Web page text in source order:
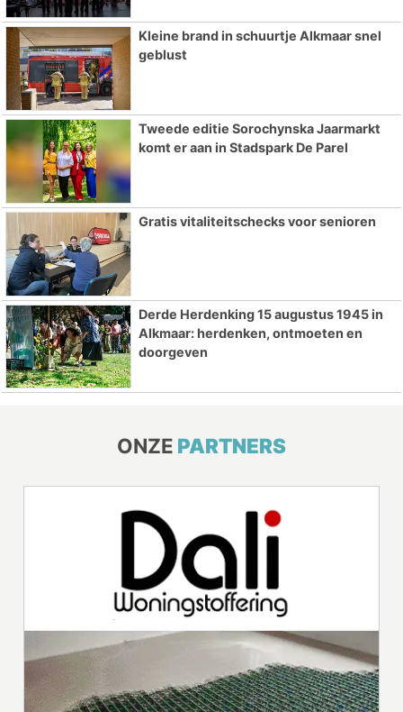
Kleine brand in schuurtje Alkmaar snel
geblust
Tweede editie Sorochynska Jaarmarkt
komt er aan in Stadspark De Parel
Gratis vitaliteitschecks voor senioren
Derde Herdenking 15 augustus 1945 in
Alkmaar: herdenken, ontmoeten en
doorgeven
ONZE PARTNERS